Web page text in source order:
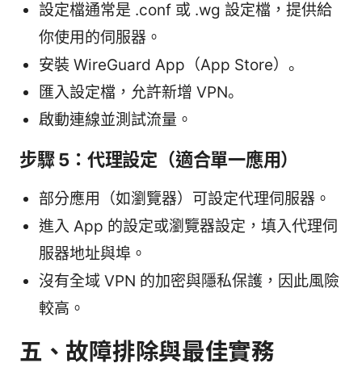
設定檔通常是 .conf 或 .wg 設定檔，提供給
你使用的伺服器。
安裝 WireGuard App（App Store）。
匯入設定檔，允許新增 VPN。
啟動連線並測試流量。
步驟 5：代理設定（適合單一應用）
部分應用（如瀏覽器）可設定代理伺服器。
進入 App 的設定或瀏覽器設定，填入代理伺
服器地址與埠。
沒有全域 VPN 的加密與隱私保護，因此風險
較高。
五、故障排除與最佳實務